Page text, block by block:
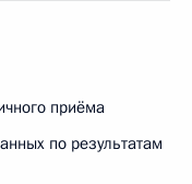
приёма
по результатам